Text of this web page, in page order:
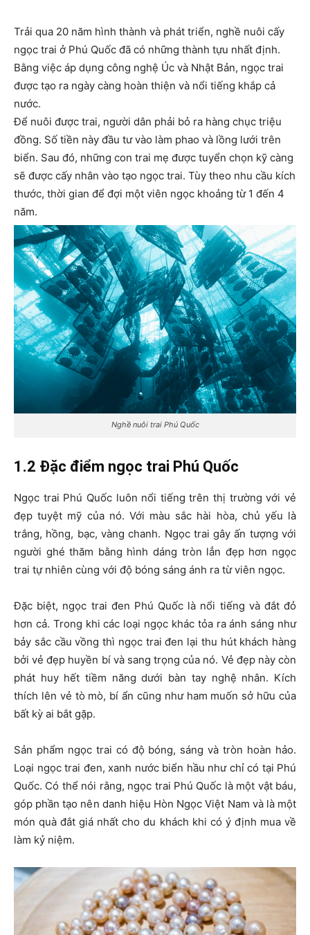
Trải qua 20 năm hình thành và phát triển, nghề nuôi cấy
ngọc trai ở Phú Quốc đã có những thành tựu nhất định.
Bằng việc áp dụng công nghệ Úc và Nhật Bản, ngọc trai
được tạo ra ngày càng hoàn thiện và nổi tiếng khắp cả
nước.
Để nuôi được trai, người dân phải bỏ ra hàng chục triệu
đồng. Số tiền này đầu tư vào làm phao và lồng lưới trên
biển. Sau đó, những con trai mẹ được tuyển chọn kỹ càng
sẽ được cấy nhân vào tạo ngọc trai. Tùy theo nhu cầu kích
thước, thời gian để đợi một viên ngọc khoảng từ 1 đến 4
năm.
Nghề nuôi trai Phú Quốc
1.2 Đặc điểm ngọc trai Phú Quốc
Ngọc trai Phú Quốc luôn nổi tiếng trên thị trường với vẻ
đẹp tuyệt mỹ của nó. Với màu sắc hài hòa, chủ yếu là
trắng, hồng, bạc, vàng chanh. Ngọc trai gây ấn tượng với
người ghé thăm bằng hình dáng tròn lẳn đẹp hơn ngọc
trai tự nhiên cùng với độ bóng sáng ánh ra từ viên ngọc.
Đặc biệt, ngọc trai đen Phú Quốc là nổi tiếng và đắt đỏ
hơn cả. Trong khi các loại ngọc khác tỏa ra ánh sáng như
bảy sắc cầu vồng thì ngọc trai đen lại thu hút khách hàng
bởi vẻ đẹp huyền bí và sang trọng của nó. Vẻ đẹp này còn
phát huy hết tiềm năng dưới bàn tay nghệ nhân. Kích
thích lên vẻ tò mò, bí ẩn cũng như ham muốn sở hữu của
bất kỳ ai bắt gặp.
Sản phẩm ngọc trai có độ bóng, sáng và tròn hoàn hảo.
Loại ngọc trai đen, xanh nước biển hầu như chỉ có tại Phú
Quốc. Có thể nói rằng, ngọc trai Phú Quốc là một vật báu,
góp phần tạo nên danh hiệu Hòn Ngọc Việt Nam và là một
món quà đắt giá nhất cho du khách khi có ý định mua về
làm kỷ niệm.